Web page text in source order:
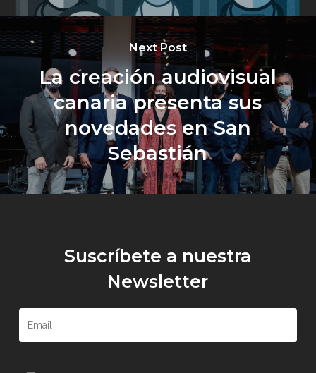
Next Post
La creación audiovisual
canaria presenta sus
novedades en San
Sebastián
Suscríbete a nuestra
Newsletter